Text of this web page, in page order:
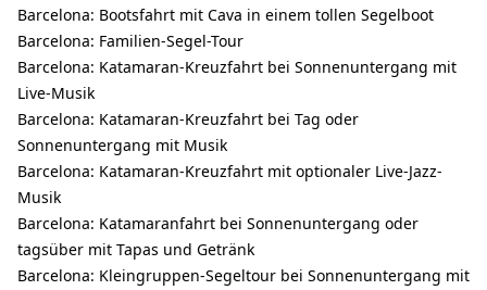
Barcelona: Bootsfahrt mit Cava in einem tollen Segelboot
Barcelona: Familien-Segel-Tour
Barcelona: Katamaran-Kreuzfahrt bei Sonnenuntergang mit
Live-Musik
Barcelona: Katamaran-Kreuzfahrt bei Tag oder
Sonnenuntergang mit Musik
Barcelona: Katamaran-Kreuzfahrt mit optionaler Live-Jazz-
Musik
Barcelona: Katamaranfahrt bei Sonnenuntergang oder
tagsüber mit Tapas und Getränk
Barcelona: Kleingruppen-Segeltour bei Sonnenuntergang mit